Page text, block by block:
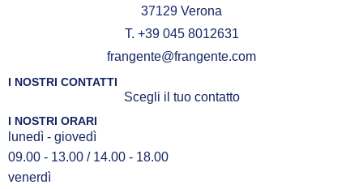
37129 Verona
T. +39 045 8012631
frangente@frangente.com
I NOSTRI CONTATTI
Scegli il tuo contatto
I NOSTRI ORARI
lunedì - giovedì
09.00 - 13.00 / 14.00 - 18.00
venerdì